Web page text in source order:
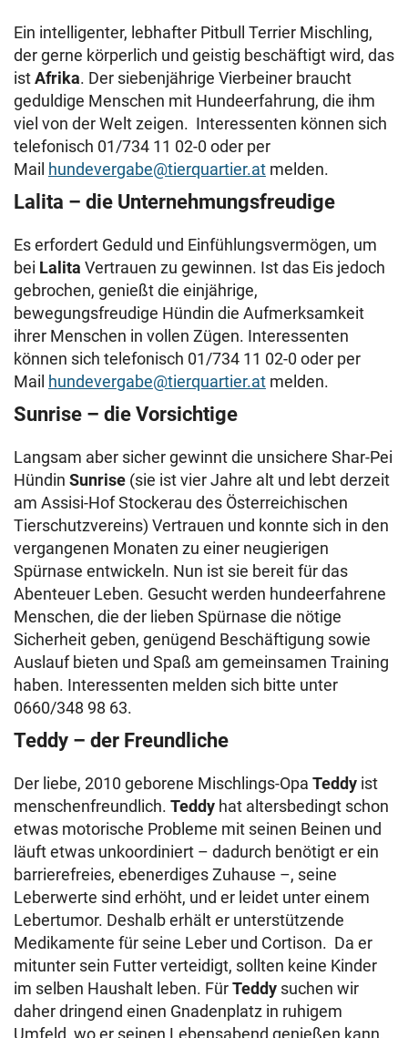
Ein intelligenter, lebhafter Pitbull Terrier Mischling,
der gerne körperlich und geistig beschäftigt wird, das
istAfrika. Der siebenjährige Vierbeiner braucht
geduldige Menschen mit Hundeerfahrung, die ihm
viel von der Welt zeigen. Interessenten können sich
telefonisch 01/734 11 02-0 oder per
Mail hundevergabe@tierquartier.at melden.
Lalita – die Unternehmungsfreudige
Es erfordert Geduld und Einfühlungsvermögen, um
bei Lalita Vertrauen zu gewinnen. Ist das Eis jedoch
gebrochen, genießt die einjährige,
bewegungsfreudige Hündin die Aufmerksamkeit
ihrer Menschen in vollen Zügen. Interessenten
können sich telefonisch 01/734 11 02-0 oder per
Mail hundevergabe@tierquartier.at melden.
Sunrise – die Vorsichtige
Langsam aber sicher gewinnt die unsichere Shar-Pei
Hündin Sunrise (sie ist vier Jahre alt und lebt derzeit
am Assisi-Hof Stockerau des Österreichischen
Tierschutzvereins) Vertrauen und konnte sich in den
vergangenen Monaten zu einer neugierigen
Spürnase entwickeln. Nun ist sie bereit für das
Abenteuer Leben. Gesucht werden hundeerfahrene
Menschen, die der lieben Spürnase die nötige
Sicherheit geben, genügend Beschäftigung sowie
Auslauf bieten und Spaß am gemeinsamen Training
haben. Interessenten melden sich bitte unter
0660/348 98 63.
Teddy – der Freundliche
Der liebe, 2010 geborene Mischlings-Opa Teddy ist
menschenfreundlich. Teddy hat altersbedingt schon
etwas motorische Probleme mit seinen Beinen und
läuft etwas unkoordiniert – dadurch benötigt er ein
barrierefreies, ebenerdiges Zuhause –, seine
Leberwerte sind erhöht, und er leidet unter einem
Lebertumor. Deshalb erhält er unterstützende
Medikamente für seine Leber und Cortison. Da er
mitunter sein Futter verteidigt, sollten keine Kinder
im selben Haushalt leben. FürTeddy suchen wir
daher dringend einen Gnadenplatz in ruhigem
Umfeld, wo er seinen Lebensabend genießen kann.